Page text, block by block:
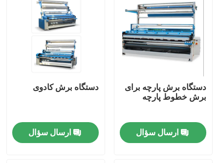
صفحه اصلی
دستگاه برش پارچه برای
برش خطوط پارچه
ارسال سؤال
دستگاه برش کادوی
ارسال سؤال